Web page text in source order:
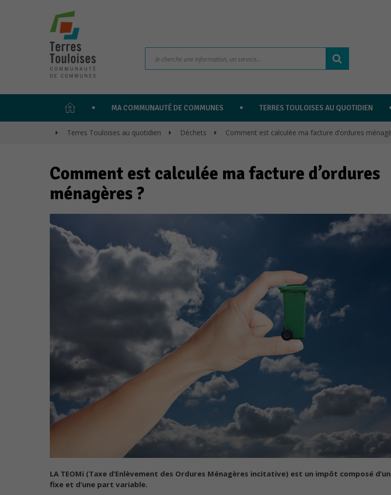
MA COMMUNAUTÉ DE COMMUNES TERRES TOULOISES AU QUOTIDIEN
Terres Touloises au quotidien Déchets Comment est calculée ma facture d’ordures
Comment est calculée ma facture d’ordures
ménagères ?
LA TEOMi (Taxe d’Enlèvement des Ordures Ménagères incitative) est un impôt composé
fixe et d’une part variable.